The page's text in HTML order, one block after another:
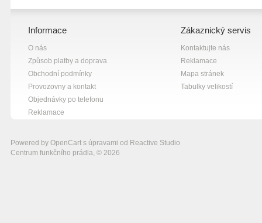
Informace
O nás
Způsob platby a doprava
Obchodní podmínky
Provozovny a kontakt
Objednávky po telefonu
Reklamace
Zákaznický servis
Kontaktujte nás
Reklamace
Mapa stránek
Tabulky velikostí
Powered by OpenCart s úpravami od Reactive Studio
Centrum funkčního prádla, © 2026